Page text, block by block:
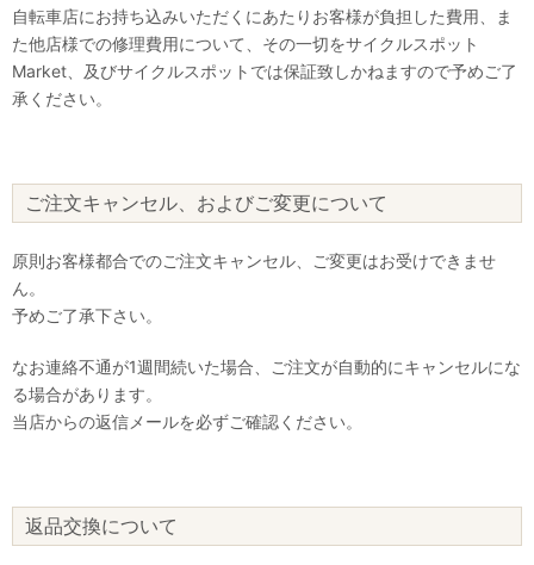
自転車店にお持ち込みいただくにあたりお客様が負担した費用、ま
た他店様での修理費用について、その一切をサイクルスポット
Market、及びサイクルスポットでは保証致しかねますので予めご了
承ください。
ご注文キャンセル、およびご変更について
原則お客様都合でのご注文キャンセル、ご変更はお受けできませ
ん。
予めご了承下さい。
なお連絡不通が1週間続いた場合、ご注文が自動的にキャンセルにな
る場合があります。
当店からの返信メールを必ずご確認ください。
返品交換について